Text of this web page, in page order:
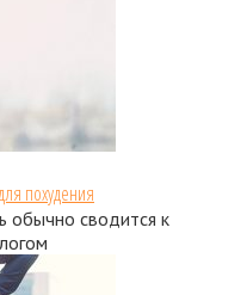
похудения
обычно сводится к